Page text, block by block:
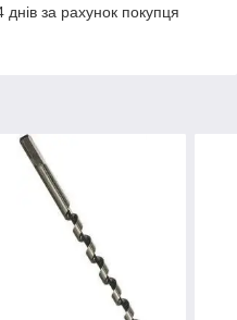
за рахунок покупця